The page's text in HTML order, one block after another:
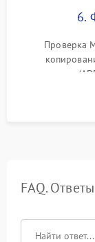
6.
Проверка
документов
на отсутствие
FAQ.